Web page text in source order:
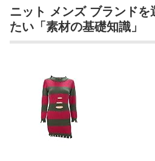
ニット メンズ ブランドを
たい「素材の基礎知識」